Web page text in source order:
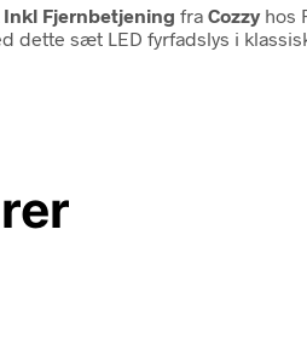
Inkl Fjernbetjening fra Cozzyhos
dette sæt LED fyrfadslys i